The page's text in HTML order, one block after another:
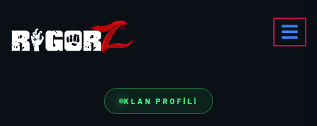
KLAN PROFILI